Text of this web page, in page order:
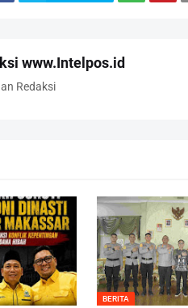
www.Intelpos.id
Redaksi
BERITA